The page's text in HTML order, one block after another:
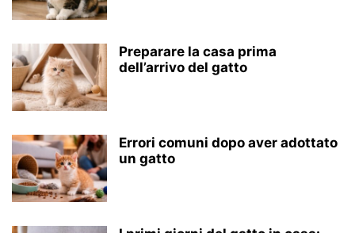
Preparare la casa prima
dell’arrivo del gatto
Errori comuni dopo aver adottato
un gatto